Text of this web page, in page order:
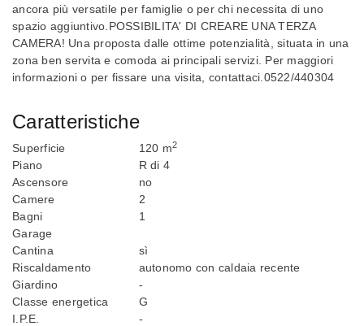
ancora più versatile per famiglie o per chi necessita di uno
spazio aggiuntivo.POSSIBILITA' DI CREARE UNA TERZA
CAMERA! Una proposta dalle ottime potenzialità, situata in una
zona ben servita e comoda ai principali servizi. Per maggiori
informazioni o per fissare una visita, contattaci.0522/440304
Caratteristiche
Superficie 120 m2
Piano
R di 4
Ascensore
no
Camere
2
Bagni
1
Garage
Cantina
sì
Riscaldamento
autonomo con caldaia recente
Giardino
-
Classe energetica
G
I.P.E.
-